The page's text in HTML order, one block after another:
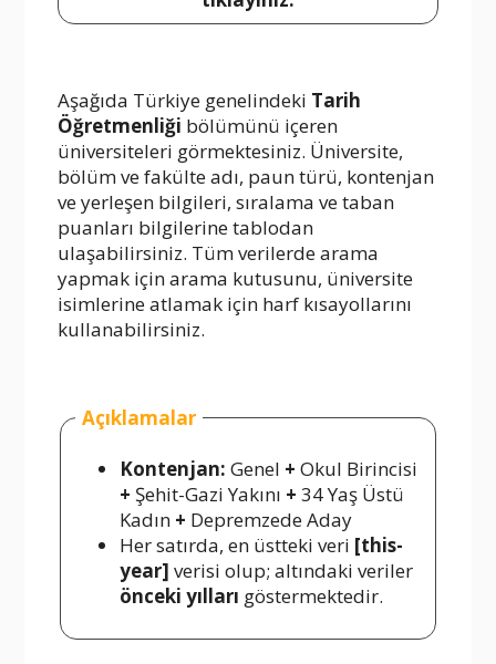
Aşağıda Türkiye genelindeki Tarih
Öğretmenliği bölümünü içeren
üniversiteleri görmektesiniz. Üniversite,
bölüm ve fakülte adı, paun türü, kontenjan
ve yerleşen bilgileri, sıralama ve taban
puanları bilgilerine tablodan
ulaşabilirsiniz. Tüm verilerde arama
yapmak için arama kutusunu, üniversite
isimlerine atlamak için harf kısayollarını
kullanabilirsiniz.
Açıklamalar
Kontenjan: Genel + Okul Birincisi
+ Şehit-Gazi Yakını + 34 Yaş Üstü
Kadın + Depremzede Aday
Her satırda, en üstteki veri [this-
year] verisi olup; altındaki veriler
önceki yılları göstermektedir.